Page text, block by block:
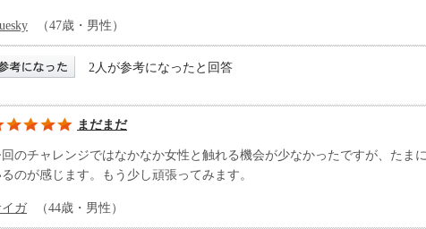
（47歳・男性）
2人が参考になったと回答
まだまだ
のチャレンジではなかなか女性と触れる機会が少なかったですが、たま
のが感じます。もう少し頑張ってみます。
ガ （44歳・男性）